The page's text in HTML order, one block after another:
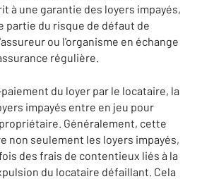
à une garantie des loyers impayés,
partie du risque de défaut de
ou l'organisme en échange
régulière.
du loyer par le locataire, la
impayés entre en jeu pour
Généralement, cette
non seulement les loyers impayés,
des frais de contentieux liés à la
du locataire défaillant. Cela